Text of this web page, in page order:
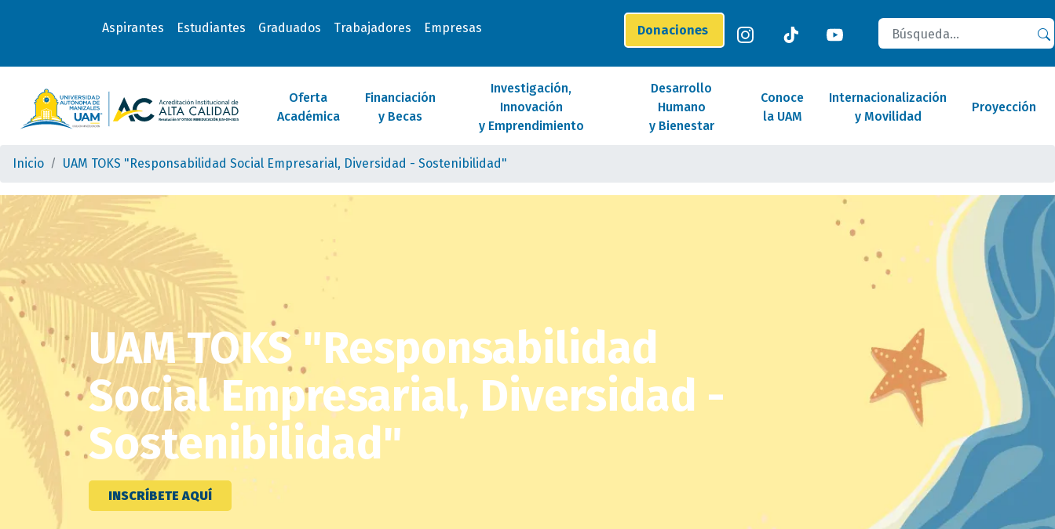
Aspirantes Estudiantes Graduados Trabajadores Empresas Donaciones
Buscar
Oferta
Académica
Financiación
y Becas
Investigación,
Innovación
y Emprendimiento
Desarrollo
Humano
y Bienestar
Conoce
la UAM
Internacionalización
y Movilidad
Proyección
Inicio UAM TOKS "Responsabilidad Social Empresarial, Diversidad - Sostenibilidad"
UAM TOKS "Responsabilidad
Social Empresarial, Diversidad -
Sostenibilidad"
INSCRÍBETE AQUÍ